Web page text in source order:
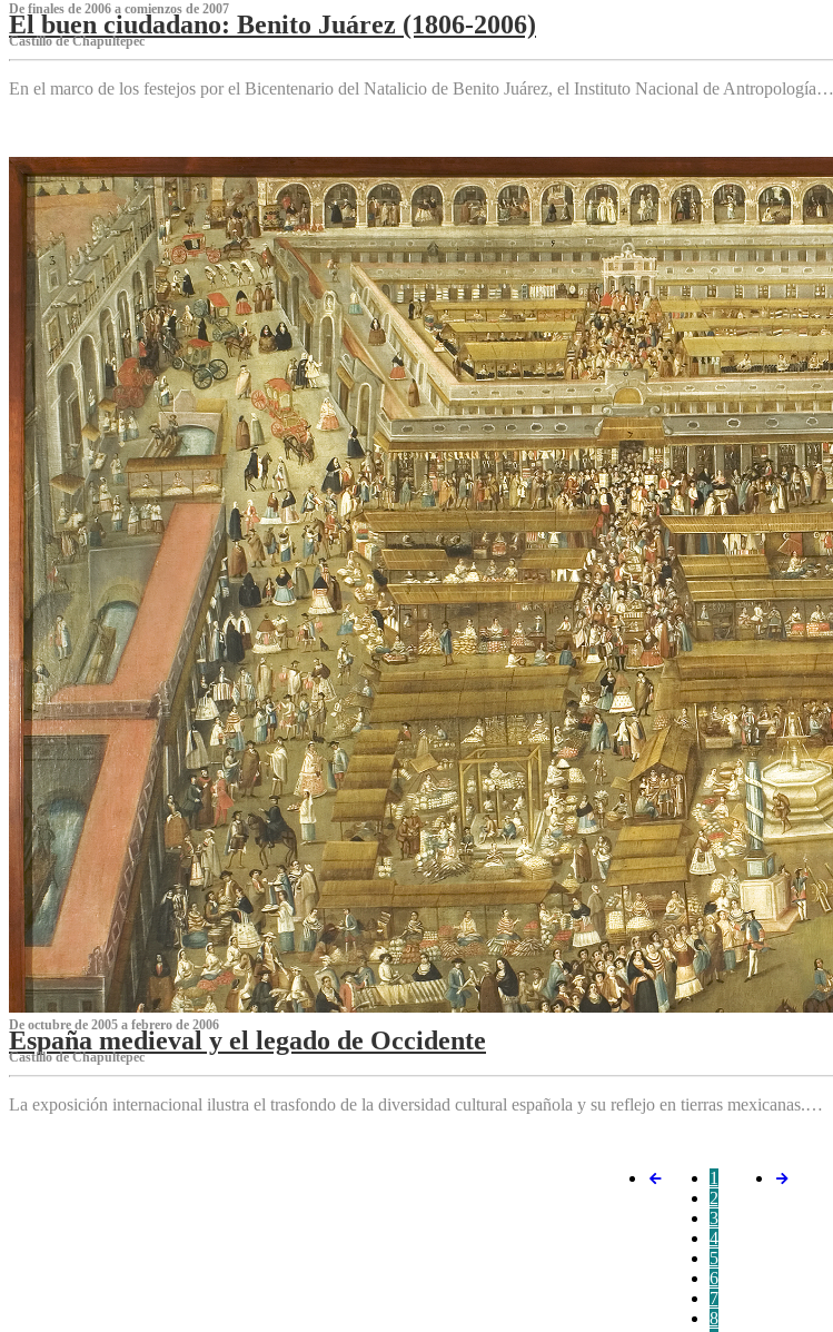
De finales de 2006 a comienzos de 2007
El buen ciudadano: Benito Juárez (1806-2006)
Castillo de Chapultepec
En el marco de los festejos por el Bicentenario del Natalicio de Benito Juárez, el Instituto Nacional de Antropología…
De octubre de 2005 a febrero de 2006
España medieval y el legado de Occidente
Castillo de Chapultepec
La exposición internacional ilustra el trasfondo de la diversidad cultural española y su reflejo en tierras mexicanas.…
1
2
3
4
5
6
7
8